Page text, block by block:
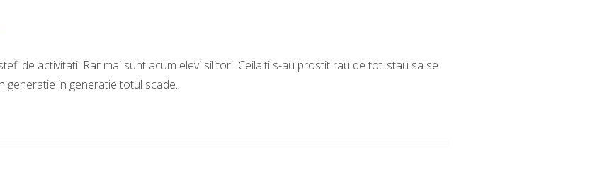
de activitati. Rar mai sunt acum elevi silitori. Ceilalti s-au prostit rau de tot..stau sa se
generatie in generatie totul scade.